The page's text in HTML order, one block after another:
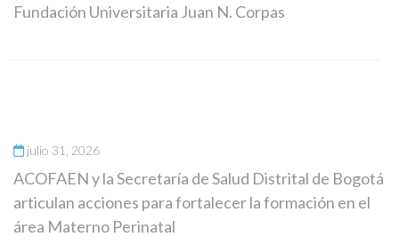
Fundación Universitaria Juan N. Corpas
julio 31, 2026
ACOFAEN y la Secretaría de Salud Distrital de Bogotá
articulan acciones para fortalecer la formación en el
área Materno Perinatal